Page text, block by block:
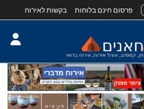
פרסום חינם בלוחות בקשות לאירוח